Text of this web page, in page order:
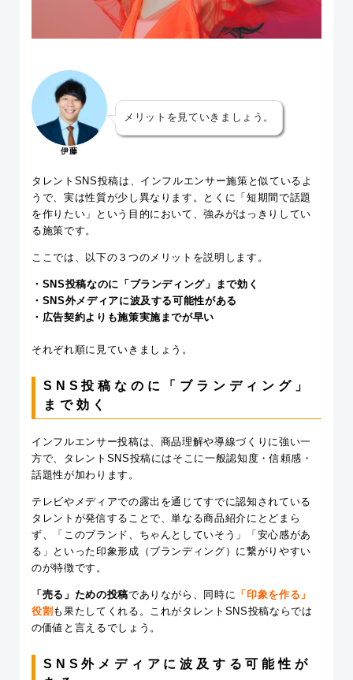
伊藤
メリットを見ていきましょう。
タレントSNS投稿は、インフルエンサー施策と似ているよ
うで、実は性質が少し異なります。とくに「短期間で話題
を作りたい」という目的において、強みがはっきりしてい
る施策です。
ここでは、以下の３つのメリットを説明します。
・SNS投稿なのに「ブランディング」まで効く
・SNS外メディアに波及する可能性がある
・広告契約よりも施策実施までが早い
それぞれ順に見ていきましょう。
SNS投稿なのに「ブランディング」
まで効く
インフルエンサー投稿は、商品理解や導線づくりに強い一
方で、タレントSNS投稿にはそこに一般認知度・信頼感・
話題性が加わります。
テレビやメディアでの露出を通じてすでに認知されている
タレントが発信することで、単なる商品紹介にとどまら
ず、「このブランド、ちゃんとしていそう」「安心感があ
る」といった印象形成（ブランディング）に繋がりやすい
のが特徴です。
「売る」ための投稿でありながら、同時に 「印象を作る」
役割 も果たしてくれる。これがタレントSNS投稿ならでは
の価値と言えるでしょう。
SNS外メディアに波及する可能性が